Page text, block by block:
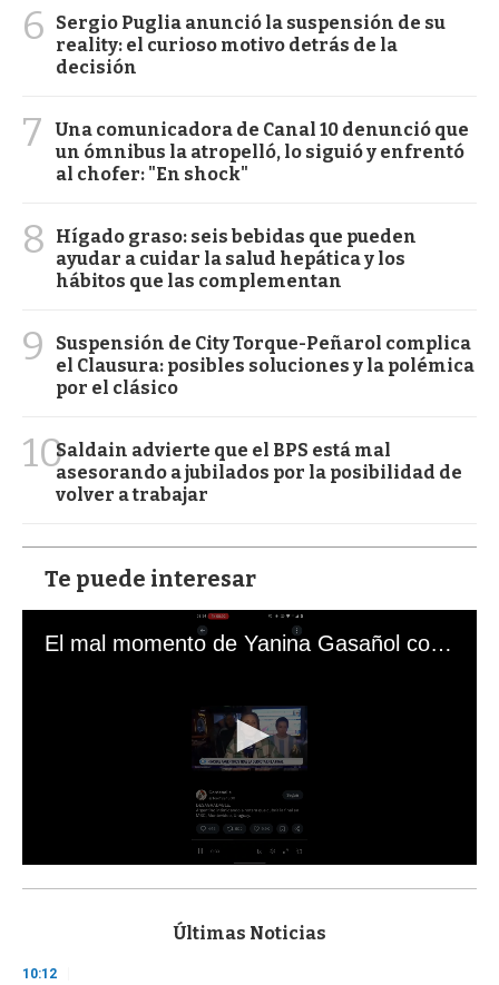
6
Sergio Puglia anunció la suspensión de su
reality: el curioso motivo detrás de la
decisión
7
Una comunicadora de Canal 10 denunció que
un ómnibus la atropelló, lo siguió y enfrentó
al chofer: "En shock"
8
Hígado graso: seis bebidas que pueden
ayudar a cuidar la salud hepática y los
hábitos que las complementan
9
Suspensión de City Torque-Peñarol complica
el Clausura: posibles soluciones y la polémica
por el clásico
10Saldain advierte que el BPS está mal
asesorando a jubilados por la posibilidad de
volver a trabajar
Te puede interesar
El mal momento de Yanina Gasañol con un hincha argentino en "Subrayado"
s
d
Últimas Noticias
10:12